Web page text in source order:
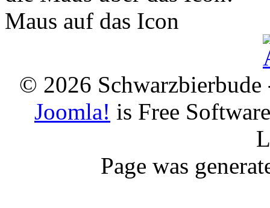
Maus auf das Icon
© 2026
Joomla! is Free
Page was